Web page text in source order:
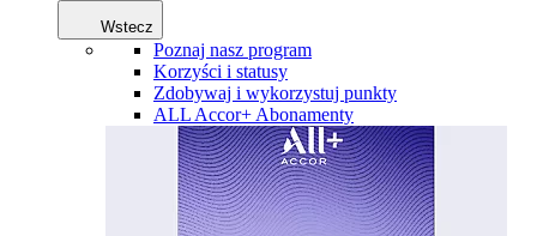
Wstecz
Poznaj nasz program
Korzyści i statusy
Zdobywaj i wykorzystuj punkty
ALL Accor+ Abonamenty